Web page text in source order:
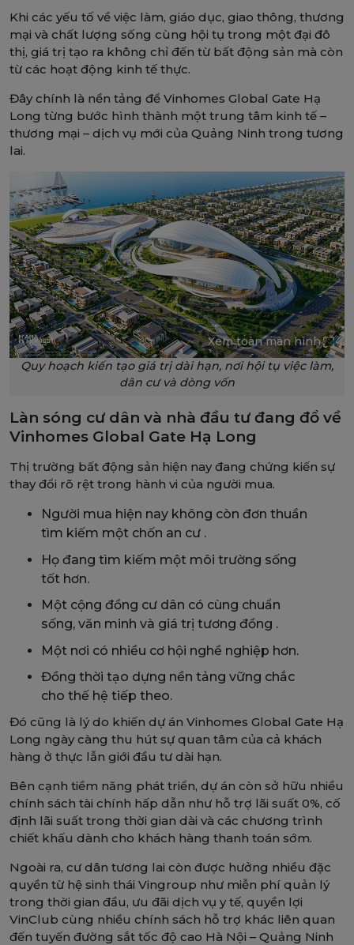
Khi các yếu tố về việc làm, giáo dục, giao thông, thương
mại và chất lượng sống cùng hội tụ trong một đại đô
thị, giá trị tạo ra không chỉ đến từ bất động sản mà còn
từ các hoạt động kinh tế thực.
Đây chính là nền tảng để Vinhomes Global Gate Hạ
Long từng bước hình thành một trung tâm kinh tế –
thương mại – dịch vụ mới của Quảng Ninh trong tương
lai.
Xem toàn màn hình
Quy hoạch kiến tạo giá trị dài hạn, nơi hội tụ việc làm,
dân cư và dòng vốn
Làn sóng cư dân và nhà đầu tư đang đổ về
Vinhomes Global Gate Hạ Long
Thị trường bất động sản hiện nay đang chứng kiến sự
thay đổi rõ rệt trong hành vi của người mua.
Người mua hiện nay không còn đơn thuần
tìm kiếm một chốn an cư .
Họ đang tìm kiếm một môi trường sống
tốt hơn.
Một cộng đồng cư dân có cùng chuẩn
sống, văn minh và giá trị tương đồng .
Một nơi có nhiều cơ hội nghề nghiệp hơn.
Đồng thời tạo dựng nền tảng vững chắc
cho thế hệ tiếp theo.
Đó cũng là lý do khiến dự án Vinhomes Global Gate Hạ
Long ngày càng thu hút sự quan tâm của cả khách
hàng ở thực lẫn giới đầu tư dài hạn.
Bên cạnh tiềm năng phát triển, dự án còn sở hữu nhiều
chính sách tài chính hấp dẫn như hỗ trợ lãi suất 0%, cố
định lãi suất trong thời gian dài và các chương trình
chiết khấu dành cho khách hàng thanh toán sớm.
Ngoài ra, cư dân tương lai còn được hưởng nhiều đặc
quyền từ hệ sinh thái Vingroup như miễn phí quản lý
trong thời gian đầu, ưu đãi dịch vụ y tế, quyền lợi
VinClub cùng nhiều chính sách hỗ trợ khác liên quan
đến tuyến đường sắt tốc độ cao Hà Nội – Quảng Ninh